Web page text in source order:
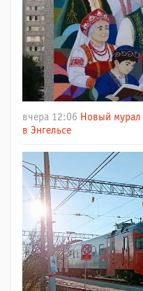
вчера 12:06 Новый мурал
в Энгельсе